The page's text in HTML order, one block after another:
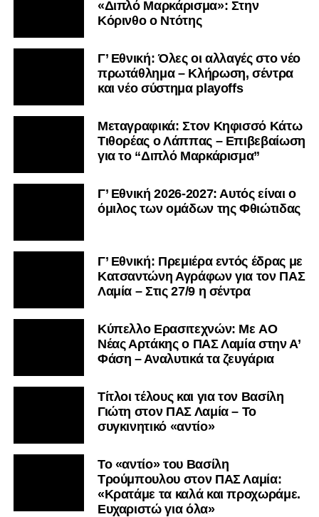
«Διπλό Μαρκάρισμα»: Στην
Κόρινθο ο Ντότης
Γ’ Εθνική: Όλες οι αλλαγές στο νέο
πρωτάθλημα – Κλήρωση, σέντρα
και νέο σύστημα playoffs
Μεταγραφικά: Στον Κηφισσό Κάτω
Τιθορέας ο Λάππας – Επιβεβαίωση
για το “Διπλό Μαρκάρισμα”
Γ’ Εθνική 2026-2027: Αυτός είναι ο
όμιλος των ομάδων της Φθιώτιδας
Γ’ Εθνική: Πρεμιέρα εντός έδρας με
Κατσαντώνη Αγράφων για τον ΠΑΣ
Λαμία – Στις 27/9 η σέντρα
Kύπελλο Ερασιτεχνών: Με AO
Nέας Αρτάκης ο ΠΑΣ Λαμία στην Α’
Φάση – Αναλυτικά τα ζευγάρια
Τίτλοι τέλους και για τον Βασίλη
Γιώτη στον ΠΑΣ Λαμία – Το
συγκινητικό «αντίο»
Το «αντίο» του Βασίλη
Τρούμπουλου στον ΠΑΣ Λαμία:
«Κρατάμε τα καλά και προχωράμε.
Ευχαριστώ για όλα»